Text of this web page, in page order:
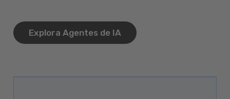
Explora Agentes de IA